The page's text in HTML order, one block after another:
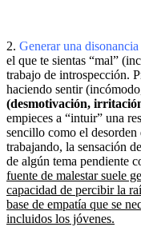
2. Generar una
el que te sientas “mal”
trabajo de introspección.
haciendo sentir
(desmotivación,
empieces a “intuir” una
sencillo como el desorden
trabajando, la sensación
de algún tema pendiente
fuente de malestar suele
capacidad de percibir la
base de empatía que se
incluidos los jóvenes.